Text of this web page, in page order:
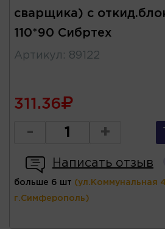
сварщика) с
110*90 Сибртех
Артикул : 89122
311.36
- +
Написать отзыв
больше 6 шт (ул.Коммунальная
г.Симферополь)